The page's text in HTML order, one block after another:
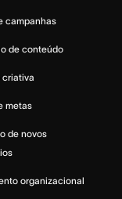
campanhas
de conteúdo
criativa
metas
de novos
organizacional